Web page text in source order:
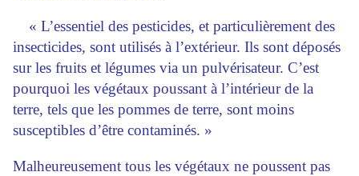
« L’essentiel des pesticides, et particulièrement des
insecticides, sont utilisés à l’extérieur. Ils sont déposés
sur les fruits et légumes via un pulvérisateur. C’est
pourquoi les végétaux poussant à l’intérieur de la
terre, tels que les pommes de terre, sont moins
susceptibles d’être contaminés. »
Malheureusement tous les végétaux ne poussent pas